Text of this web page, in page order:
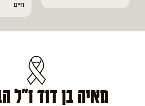
מאיה בן דוד ז"ל